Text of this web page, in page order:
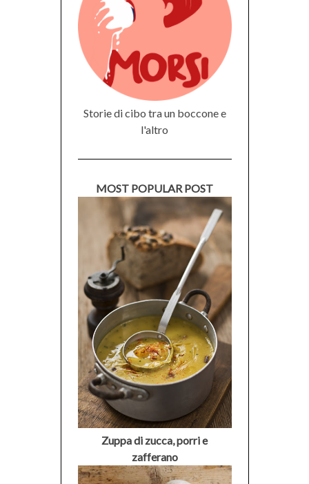
Storie di cibo tra un boccone e
l'altro
MOST POPULAR POST
Zuppa di zucca, porri e
zafferano